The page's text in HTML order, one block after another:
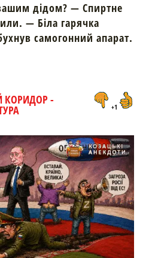
дідом? — Спиртне
— Біла гарячка
самогонний апарат.
КОРИДОР -
+1